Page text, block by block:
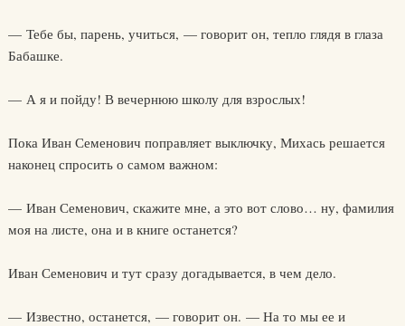
— Тебе бы, парень, учиться, — говорит он, тепло глядя в глаза
Бабашке.
— А я и пойду! В вечернюю школу для взрослых!
Пока Иван Семенович поправляет выключку, Михась решается
наконец спросить о самом важном:
— Иван Семенович, скажите мне, а это вот слово… ну, фамилия
моя на листе, она и в книге останется?
Иван Семенович и тут сразу догадывается, в чем дело.
— Известно, останется, — говорит он. — На то мы ее и